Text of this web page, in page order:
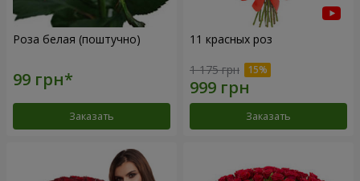
Роза белая (поштучно)
Заказать
11 красных роз
1 175 грн
Заказать